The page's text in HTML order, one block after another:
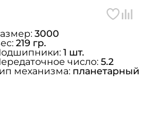
3000
219 гр.
1 шт.
число: 5.2
механизма: планетарный